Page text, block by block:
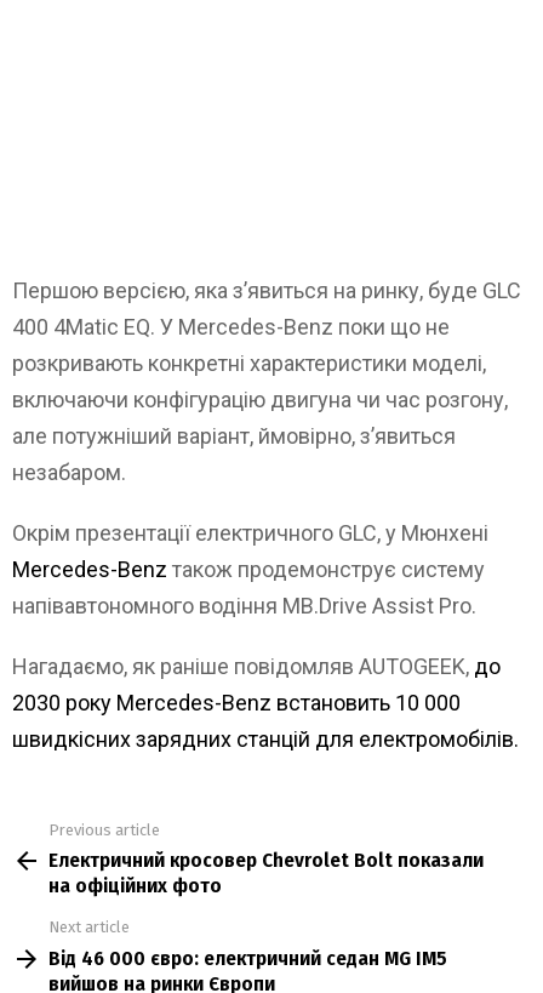
Першою версією, яка з’явиться на ринку, буде GLC
400 4Matic EQ. У Mercedes-Benz поки що не
розкривають конкретні характеристики моделі,
включаючи конфігурацію двигуна чи час розгону,
але потужніший варіант, ймовірно, з’явиться
незабаром.
Окрім презентації електричного GLC, у Мюнхені
Mercedes-Benz також продемонструє систему
напівавтономного водіння MB.Drive Assist Pro.
Нагадаємо, як раніше повідомляв AUTOGEEK, до
2030 року Mercedes-Benz встановить 10 000
швидкісних зарядних станцій для електромобілів.
more
Previous article
Електричний кросовер Chevrolet Bolt показали
на офіційних фото
Next article
Від 46 000 євро: електричний седан MG IM5
вийшов на ринки Європи